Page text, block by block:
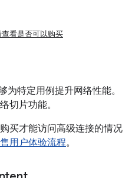
看是否可以购买
为特定用例提升网络性能。
切片功能。
买才能访问高级连接的情况
用户体验流程。